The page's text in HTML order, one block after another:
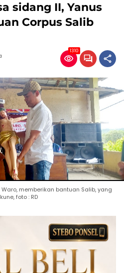
sidang II, Yanus
Corpus Salib
1310
Waro, memberikan bantuan Salib, yang
foto : RD